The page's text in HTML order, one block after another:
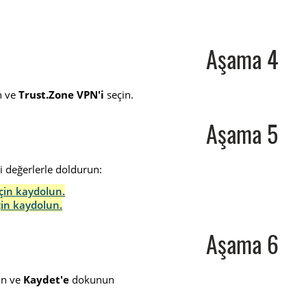
Aşama 4
veTrust.Zone VPN'i seçin.
Aşama 5
değerlerle doldurun:
kaydolun.
kaydolun.
Aşama 6
ve Kaydet'e dokunun